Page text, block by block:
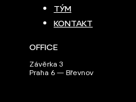
TÝM
KONTAKT
OFFICE
Závěrka 3
Praha 6 — Břevnov